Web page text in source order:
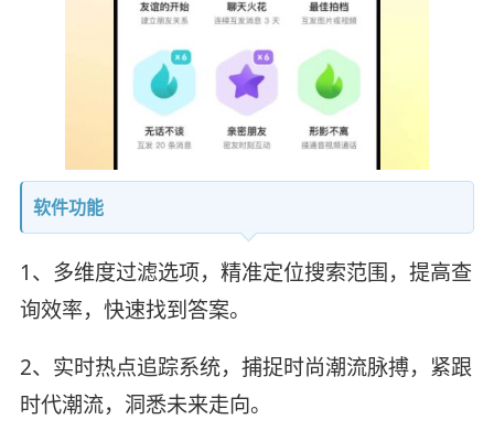
软件功能
1、多维度过滤选项，精准定位搜索范围，提高查
询效率，快速找到答案。
2、实时热点追踪系统，捕捉时尚潮流脉搏，紧跟
时代潮流，洞悉未来走向。